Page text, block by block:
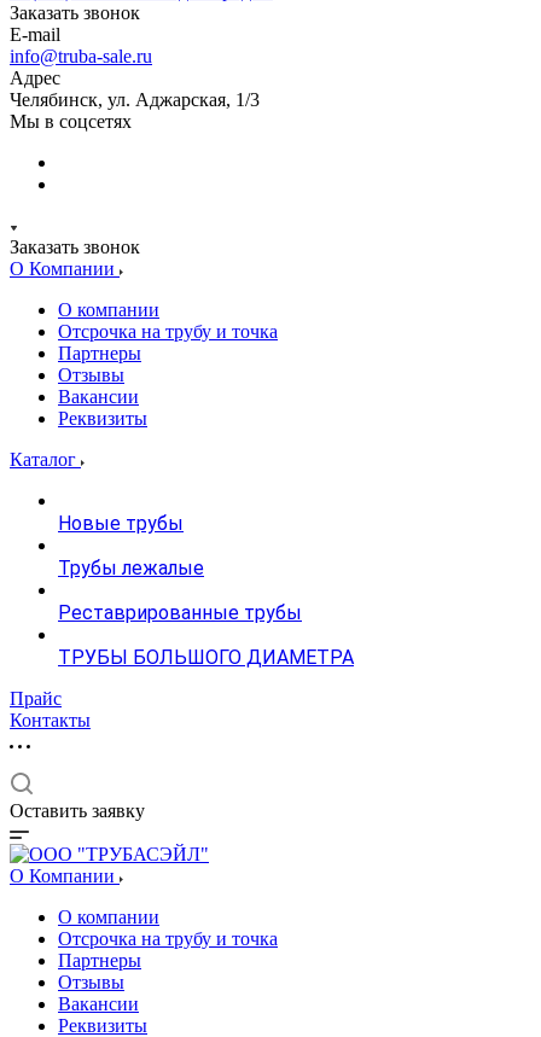
Заказать звонок
E-mail
info@truba-sale.ru
Адрес
Челябинск, ул. Аджарская, 1/3
Мы в соцсетях
Заказать звонок
О Компании
О компании
Отсрочка на трубу и точка
Партнеры
Отзывы
Вакансии
Реквизиты
Каталог
Новые трубы
Трубы лежалые
Реставрированные трубы
ТРУБЫ БОЛЬШОГО ДИАМЕТРА
Прайс
Контакты
Оставить заявку
О Компании
О компании
Отсрочка на трубу и точка
Партнеры
Отзывы
Вакансии
Реквизиты